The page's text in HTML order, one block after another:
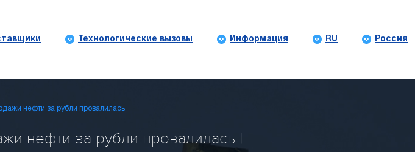
Технологические вызовы Информация RU Россия
нефти за рубли провалилась
нефти за рубли провалилась |